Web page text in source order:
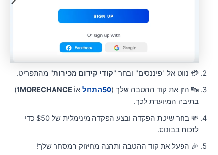
💳 נווט אל "פיננסים" ובחר "קודי קידום מכירות" מהתפריט.
🔤 הזן את קוד ההטבה שלך (50התחל אוֹ1MORECHANCE
)
בתיבה המיועדת לכך.
💸 בחר שיטת הפקדה ובצע הפקדה מינימלית של $50 כדי
לזכות בבונוס.
🎉 הפעל את קוד ההטבה ותהנה מחיזוק המסחר שלך!